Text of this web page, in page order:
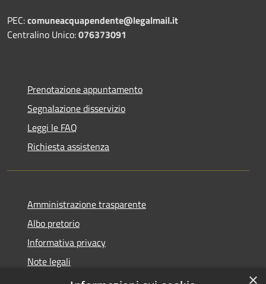
PEC:comuneacquapendente@legalmail.it
Centralino Unico:076373091
Prenotazione appuntamento
Segnalazione disservizio
Leggi le FAQ
Richiesta assistenza
Amministrazione trasparente
Albo pretorio
Informativa privacy
Note legali
Dichiarazione di accessibilità
×